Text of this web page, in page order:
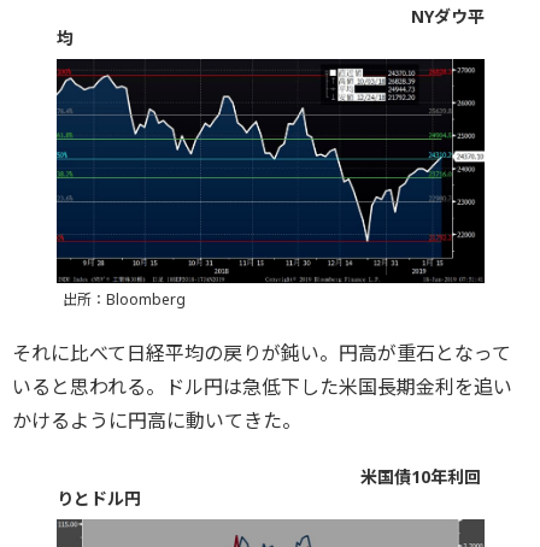
NYダウ平
均
出所：Bloomberg
それに比べて日経平均の戻りが鈍い。円高が重石となって
いると思われる。ドル円は急低下した米国長期金利を追い
かけるように円高に動いてきた。
米国債10年利回
りとドル円